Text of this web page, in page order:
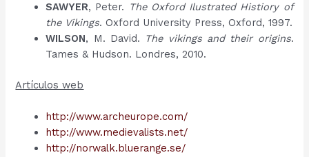
SAWYER, Peter. The Oxford Ilustrated Histiory of
the Vikings. Oxford University Press, Oxford, 1997.
WILSON, M. David. The vikings and their origins.
Tames & Hudson. Londres, 2010.
Artículos web
http://www.archeurope.com/
http://www.medievalists.net/
http://norwalk.bluerange.se/